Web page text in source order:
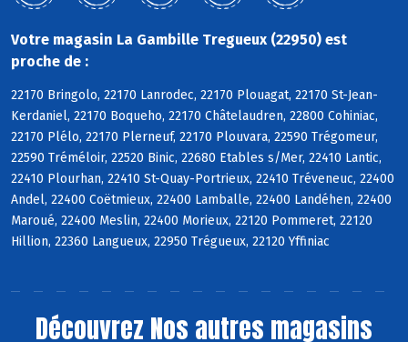
Votre magasin La Gambille Tregueux (22950) est
proche de :
22170 Bringolo, 22170 Lanrodec, 22170 Plouagat, 22170 St-Jean-
Kerdaniel, 22170 Boqueho, 22170 Châtelaudren, 22800 Cohiniac,
22170 Plélo, 22170 Plerneuf, 22170 Plouvara, 22590 Trégomeur,
22590 Tréméloir, 22520 Binic, 22680 Etables s/Mer, 22410 Lantic,
22410 Plourhan, 22410 St-Quay-Portrieux, 22410 Tréveneuc, 22400
Andel, 22400 Coëtmieux, 22400 Lamballe, 22400 Landéhen, 22400
Maroué, 22400 Meslin, 22400 Morieux, 22120 Pommeret, 22120
Hillion, 22360 Langueux, 22950 Trégueux, 22120 Yffiniac
Découvrez Nos autres magasins